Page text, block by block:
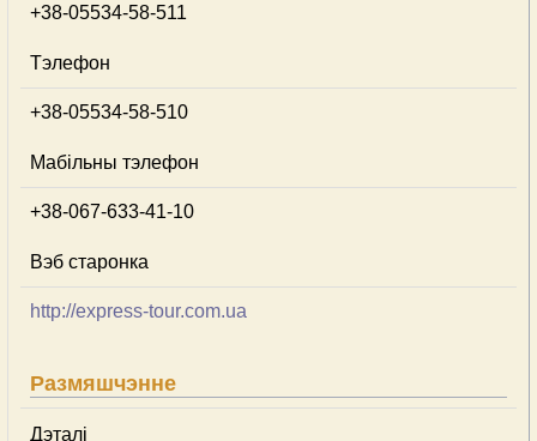
+38-05534-58-511
Тэлефон
+38-05534-58-510
Мабільны тэлефон
+38-067-633-41-10
Вэб старонка
http://express-tour.com.ua
Размяшчэнне
Дэталі